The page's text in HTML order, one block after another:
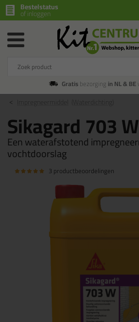
Bestelstatus
of inloggen
Gratisbezorging in NL & BE
Sikagard 703 W
Een waterafstotend
vochtdoorslag
3 productbeoordelingen